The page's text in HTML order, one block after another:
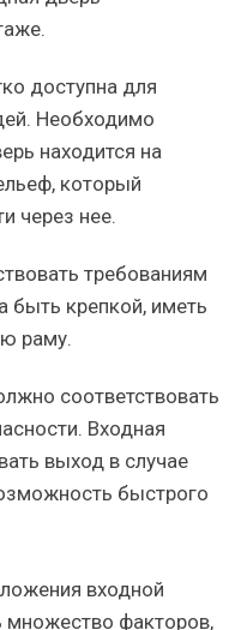
доступна для
Необходимо
находится на
который
через нее.
требованиям
быть крепкой, иметь
раму.
соответствовать
Входная
выход в случае
быстрого
входной
множество факторов,